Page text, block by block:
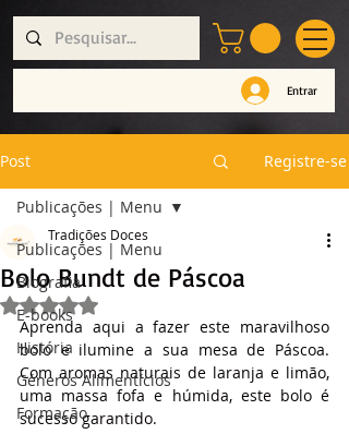
Entrar
Post Registre-se
Publicações | Menu
Biografia
E-books
História
Géneros Alimentícios
Formação
Publicações | Menu
Bolo Bundt de Páscoa
Tradições Doces
Avaliado com NaN de 5 estrelas.
Aprenda aqui a fazer este maravilhoso
bolo e ilumine a sua mesa de Páscoa.
Com aromas naturais de laranja e limão,
uma massa fofa e húmida, este bolo é
sucesso garantido.